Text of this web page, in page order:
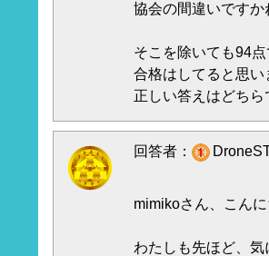
協会の間違いですか
そこを除いても94
合格はしてると思い
正しい答えはどちら
回答者：
mimikoさん、こん
わたしも先ほど、